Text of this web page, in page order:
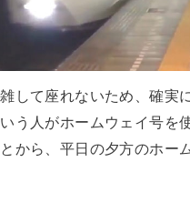
して座れないため、確実
う人がホームウェイ号を
から、平日の夕方のホー